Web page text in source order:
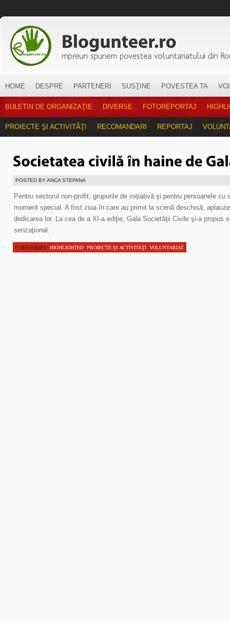
HOME DESPRE PARTENERI SUSŢINE POVESTEA TA
BULETIN DE ORGANIZAŢIE DIVERSE FOTOREPORTAJ
PROIECTE ŞI ACTIVITĂŢI RECOMANDARI REPORTAJ
POSTED BY ANCA STEFANA
Pentru sectorul non-profit, grupurile de iniţiativă şi pentru persoanele
moment special. A fost ziua în care au primit la scenă deschisă,
dedicarea lor. La cea de a XI-a ediţie, Gala Societăţii Civile şi-a propus
senzaţional.
CATEGORIES: HIGHLIGHTED, PROIECTE ŞI ACTIVITĂŢI, VOLUNTARIAT